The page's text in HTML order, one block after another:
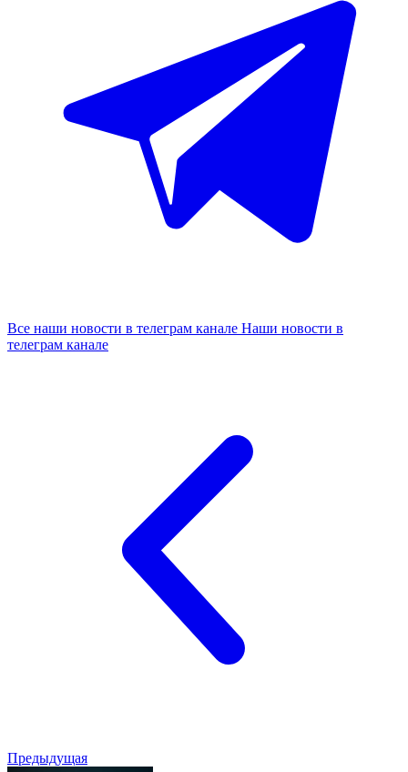
Все наши новости в телеграм канале Наши новости в
телеграм канале
Предыдущая